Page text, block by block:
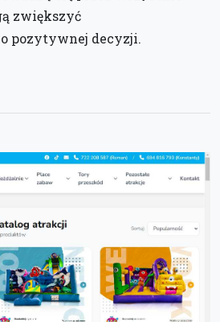
zwiększyć
pozytywnej decyzji.